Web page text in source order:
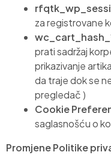
za registrovane
wc_cart_hash_
prati sadržaj
prikazivanje
da traje dok se
pregledač )
Cookie
saglasnošću o
Promjene Politike